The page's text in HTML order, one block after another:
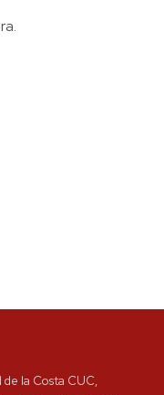
la Costa CUC,